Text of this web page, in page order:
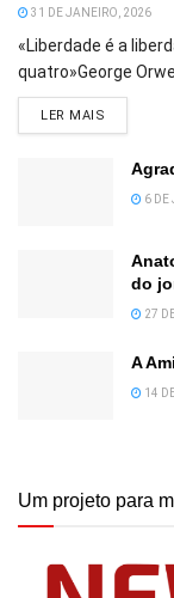
31 DE JANEIRO, 2026
«Liberdade é a
quatro»George
LER MAIS
6 DE
do
27
A
14
Um projeto para